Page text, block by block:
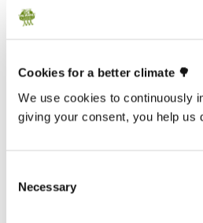
Cookies for a better climate 🌳
We use cookies to continuously
giving your consent, you help us
Selection
Necessary
neben der verkürzten Version